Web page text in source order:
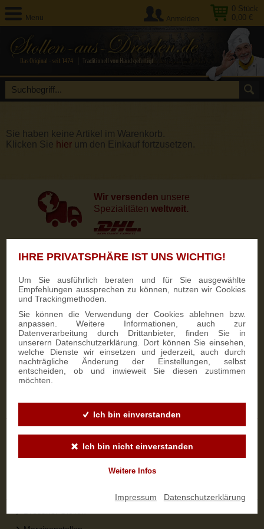
IHRE PRIVATSPHÄRE IST UNS WICHTIG!
Um Sie ausführlich beraten und für Sie ausgewählte
Empfehlungen aussprechen zu können, nutzen wir Cookies
und Trackingmethoden.
Sie können die Verwendung der Cookies ablehnen bzw.
anpassen. Weitere Informationen, auch zur
Datenverarbeitung durch Drittanbieter, finden Sie in
unserern Datenschutzerklärung. Dort können Sie einsehen,
welche Dienste wir einsetzen und jederzeit, auch durch
nachträgliche Änderung der Einstellungen, selbst
entscheiden, ob und inwieweit Sie diesen zustimmen
möchten.
Ich bin einverstanden
Ich bin nicht einverstanden
Weitere Infos
Impressum Datenschutzerklärung
Menü
0 Stück
0,00 €
Anmelden
Sie haben keine Artikel im Warenkorb.
Klicken Sie hier um den Einkauf fortzusetzen.
Wir versenden unsere
Spezialitäten weltweit.
Unsere
NEWSLETTER-ANMELDUNG
SIGN UP
Zahlungsarten